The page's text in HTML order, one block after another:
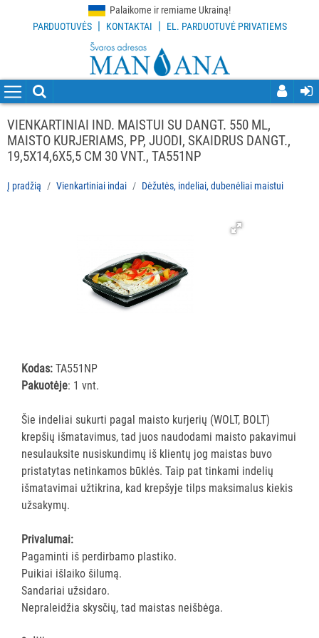
Palaikome ir remiame Ukrainą!
PARDUOTUVĖS | KONTAKTAI | EL. PARDUOTUVĖ PRIVATIEMS
VALYMO
PRIEMONĖS
VALYMO
ĮRANKIAI
APSAUGOS
SKALBIMO
PRIEMONĖS
PURVĄ
SUGERIANTYS
KILIMĖLIAI
ASMENS
HIGIENOS
SLAUGOS
PREKĖS
KOSMETIKA
VIENKARTINIAI IND. MAISTUI SU DANGT. 550 ML,
MAISTO KURJERIAMS, PP, JUODI, SKAIDRUS DANGT.,
19,5X14,6X5,5 CM 30 VNT., TA551NP
Į pradžią Vienkartiniai indai Dėžutės, indeliai, dubenėliai maistui
Kodas: TA551NP
Pakuotėje: 1 vnt.
Šie indeliai sukurti pagal maisto kurjerių (WOLT, BOLT)
krepšių išmatavimus, tad juos naudodami maisto pakavimui
nesulauksite nusiskundimų iš klientų jog maistas buvo
pristatytas netinkamos būklės. Taip pat tinkami indelių
išmatavimai užtikrina, kad krepšyje tilps maksimalus kiekis
užsakymų.
Privalumai:
Pagaminti iš perdirbamo plastiko.
Puikiai išlaiko šilumą.
Sandariai užsidaro.
Nepraleidžia skysčių, tad maistas neišbėga.